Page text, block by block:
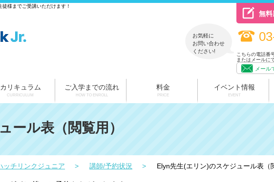
様までご受講いただけます！
無料
こちらの電話番
またはメールに
メール
お気軽に
お問い合わせ
ください!
カリキュラム
CURRICULUM
ご入学までの流れ
HOW TO ENROLL
料金
PRICE
イベント情報
EVENT
ール表（閲覧用）
ッチリンクジュニア 講師/予約状況 Elyn先生(エリン)のスケジュール表（